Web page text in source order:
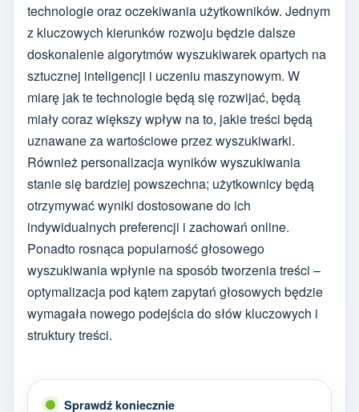
technologie oraz oczekiwania użytkowników. Jednym
z kluczowych kierunków rozwoju będzie dalsze
doskonalenie algorytmów wyszukiwarek opartych na
sztucznej inteligencji i uczeniu maszynowym. W
miarę jak te technologie będą się rozwijać, będą
miały coraz większy wpływ na to, jakie treści będą
uznawane za wartościowe przez wyszukiwarki.
Również personalizacja wyników wyszukiwania
stanie się bardziej powszechna; użytkownicy będą
otrzymywać wyniki dostosowane do ich
indywidualnych preferencji i zachowań online.
Ponadto rosnąca popularność głosowego
wyszukiwania wpłynie na sposób tworzenia treści –
optymalizacja pod kątem zapytań głosowych będzie
wymagała nowego podejścia do słów kluczowych i
struktury treści.
Sprawdź koniecznie